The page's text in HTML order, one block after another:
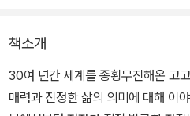
책소개
30여 년간 세계를 종횡무진해온 고
매력과 진정한 삶의 의미에 대해 이